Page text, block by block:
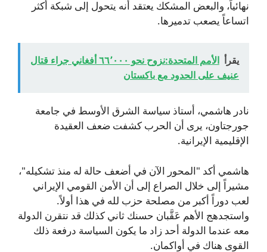
نهائياً، والبعض المشكك يعتقد أنه يتحول إلى شبكة أكثر
اتساعاً يصعب تدميرها.
يقرأ
الأمم المتحدة:نزوح نحو ٦٦٬٠٠٠ أفغاني جراء قتال
عنيف على الحدود مع باكستان
نادر هاشمي، أستاذ سياسة الشرق الأوسط في جامعة
جورجتاون، يرى أن الحرب كشفت ضعف العقيدة
الإقليمية الإيرانية.
هاشمي أكد "المحور الآن في أضعف حالة له منذ تشكيله"،
مشيراً إلى خلال الصراع إلى أن الأمن القومي الإيراني
لعب دوراً أكبر من مصلحة حزب لله في هذا أولاً.
واستجدهج الأهم عَقَّبان حسنك ثاني كذلك قد نتقرن الدولة
معه عندما الدولة أحد زاد ما يكون السياسة درفعة ذلك
القوى هناك في أواكمان.